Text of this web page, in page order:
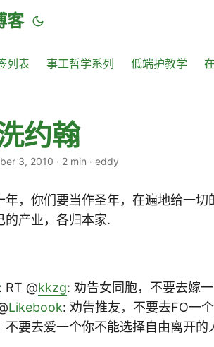
客
列表 事工哲学系列 低端护教学
约翰
3, 2010 · 2 min · eddy
年，你们要当作圣年，在遍地给一
的产业，各归本家.
: RT @kkzg: 劝告女同胞，不要去嫁
Likebook: 劝告推友，不要去FO一
不要去爱一个你不能选择自由离开的